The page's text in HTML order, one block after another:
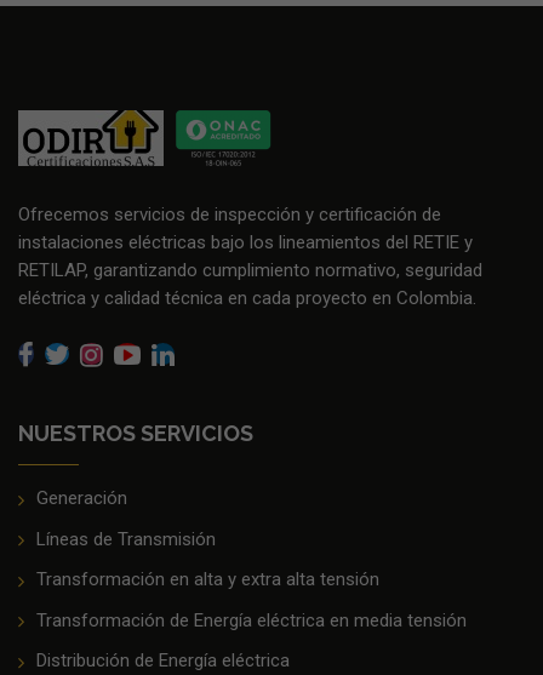
Ofrecemos servicios de inspección y certificación de
instalaciones eléctricas bajo los lineamientos del RETIE y
RETILAP, garantizando cumplimiento normativo, seguridad
eléctrica y calidad técnica en cada proyecto en Colombia.
NUESTROS SERVICIOS
Generación
Líneas de Transmisión
Transformación en alta y extra alta tensión
Transformación de Energía eléctrica en media tensión
Distribución de Energía eléctrica